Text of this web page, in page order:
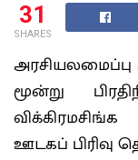
31
SHARES
அரசியலமைப்பு
மூன்று
ஊடகப் பிரிவு